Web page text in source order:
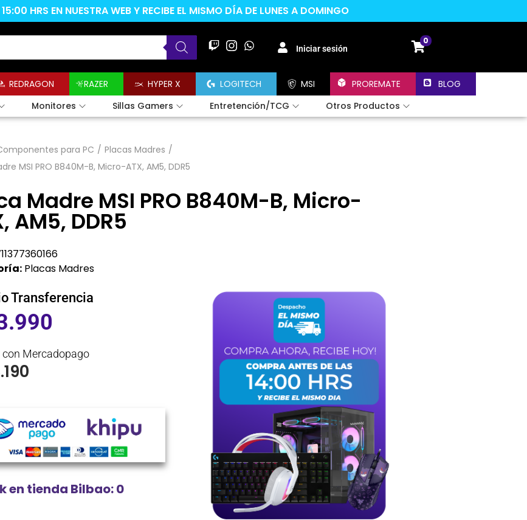
HRS EN NUESTRA WEB Y RECIBE EL MISMO DÍA DE LUNES A DOMINGO
Iniciar sesión
0
REDRAGON RAZER HYPER X LOGITECH MSI PROREMATE
BLOG
Monitores Sillas Gamers Entretención/TCG Otros Productos
para PC / Placas Madres /
MSI PRO B840M-B, Micro-ATX, AM5, DDR5
Madre MSI PRO B840M-B, Micro-
AM5, DDR5
Placas Madres
Transferencia
con Mercadopago
en tienda Bilbao: 0